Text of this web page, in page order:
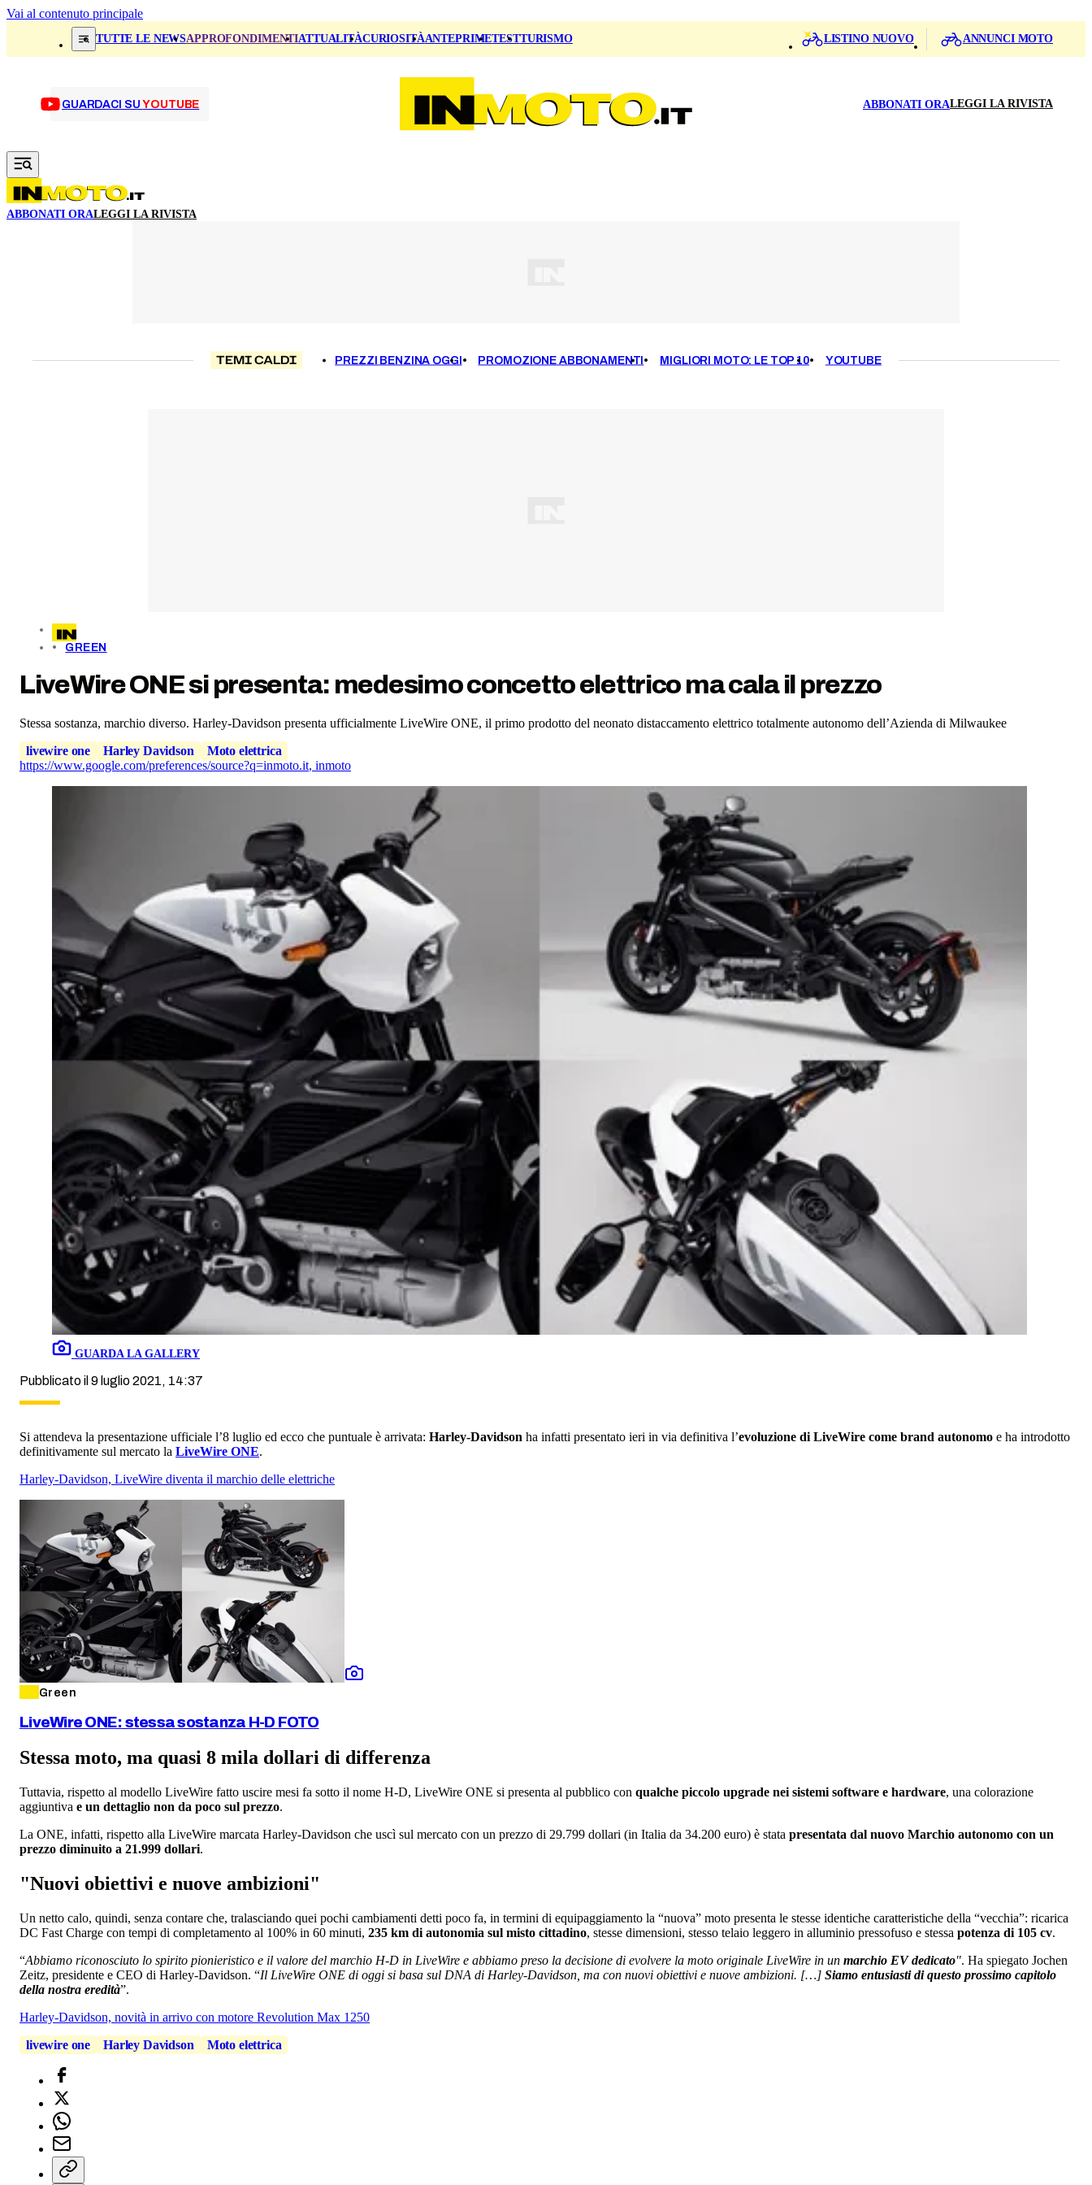
Vai al contenuto principale
TUTTE LE NEWSAPPROFONDIMENTIATTUALITÀCURIOSITÀANTEPRIMETESTTURISMO LISTINO NUOVO ANNUNCI MOTO
GUARDACI SUYOUTUBE ABBONATI ORALEGGI LA RIVISTA
ABBONATI ORALEGGI LA RIVISTA
TEMI CALDI PREZZI BENZINA OGGI PROMOZIONE ABBONAMENTI MIGLIORI MOTO: LE TOP 10 YOUTUBE
GREEN
LiveWire ONE si presenta: medesimo concetto elettrico ma cala il prezzo
Stessa sostanza, marchio diverso. Harley-Davidson presenta ufficialmente LiveWire ONE, il primo prodotto del neonato distaccamento elettrico totalmente autonomo dell’Azienda di Milwaukee
livewire one
Harley Davidson
Moto elettrica
https://www.google.com/preferences/source?q=inmoto.it, inmoto
GUARDA LA GALLERY
Pubblicato il 9 luglio 2021, 14:37
Si attendeva la presentazione ufficiale l’8 luglio ed ecco che puntuale è arrivata: Harley-Davidson ha infatti presentato ieri in via definitiva l’evoluzione di LiveWire come brand autonomo e ha introdotto
definitivamente sul mercato la LiveWire ONE.
Harley-Davidson, LiveWire diventa il marchio delle elettriche
Green
LiveWire ONE: stessa sostanza H-D FOTO
Stessa moto, ma quasi 8 mila dollari di differenza
Tuttavia, rispetto al modello LiveWire fatto uscire mesi fa sotto il nome H-D, LiveWire ONE si presenta al pubblico con qualche piccolo upgrade nei sistemi software e hardware, una colorazione
aggiuntiva e un dettaglio non da poco sul prezzo.
La ONE, infatti, rispetto alla LiveWire marcata Harley-Davidson che uscì sul mercato con un prezzo di 29.799 dollari (in Italia da 34.200 euro) è stata presentata dal nuovo Marchio autonomo con un
prezzo diminuito a 21.999 dollari.
"Nuovi obiettivi e nuove ambizioni"
Un netto calo, quindi, senza contare che, tralasciando quei pochi cambiamenti detti poco fa, in termini di equipaggiamento la “nuova” moto presenta le stesse identiche caratteristiche della “vecchia”: ricarica
DC Fast Charge con tempi di completamento al 100% in 60 minuti, 235 km di autonomia sul misto cittadino, stesse dimensioni, stesso telaio leggero in alluminio pressofuso e stessa potenza di 105 cv.
“Abbiamo riconosciuto lo spirito pionieristico e il valore del marchio H-D in LiveWire e abbiamo preso la decisione di evolvere la moto originale LiveWire in un marchio EV dedicato". Ha spiegato Jochen
Zeitz, presidente e CEO di Harley-Davidson. “Il LiveWire ONE di oggi si basa sul DNA di Harley-Davidson, ma con nuovi obiettivi e nuove ambizioni. […] Siamo entusiasti di questo prossimo capitolo
della nostra eredità”.
Harley-Davidson, novità in arrivo con motore Revolution Max 1250
livewire one
Harley Davidson Moto elettrica